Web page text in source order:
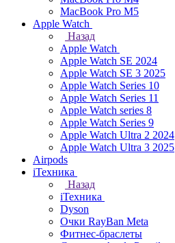
MacBook Pro M5
Apple Watch
Назад
Apple Watch
Apple Watch SE 2024
Apple Watch SE 3 2025
Apple Watch Series 10
Apple Watch Series 11
Apple Watch series 8
Apple Watch Series 9
Apple Watch Ultra 2 2024
Apple Watch Ultra 3 2025
Airpods
iТехника
Назад
iТехника
Dyson
Очки RayBan Meta
Фитнес-браслеты